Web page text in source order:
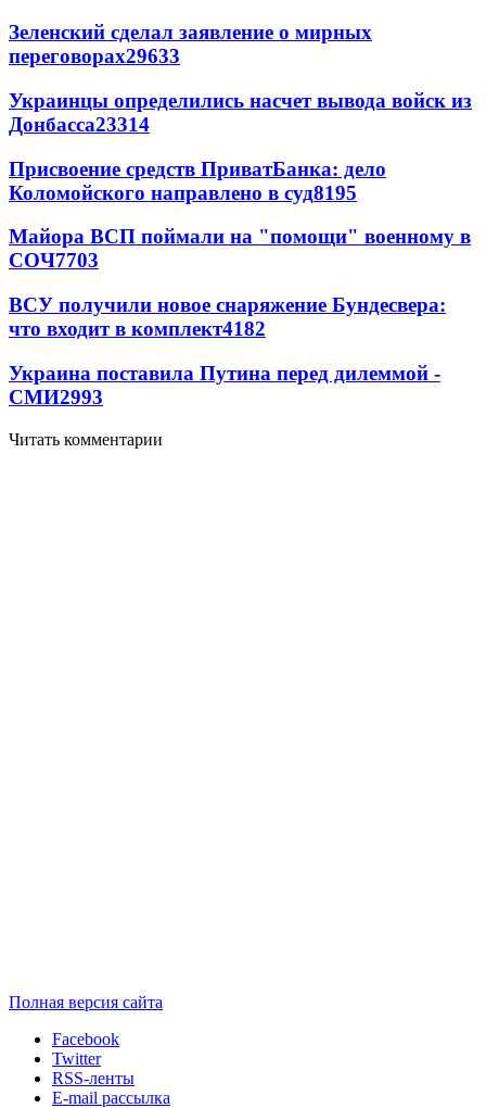
Зеленский сделал заявление о мирных
переговорах29633
Украинцы определились насчет вывода войск из
Донбасса23314
Присвоение средств ПриватБанка: дело
Коломойского направлено в суд8195
Майора ВСП поймали на "помощи" военному в
СОЧ7703
ВСУ получили новое снаряжение Бундесвера:
что входит в комплект4182
Украина поставила Путина перед дилеммой -
СМИ2993
Читать комментарии
Полная версия сайта
Facebook
Twitter
RSS-ленты
E-mail рассылка